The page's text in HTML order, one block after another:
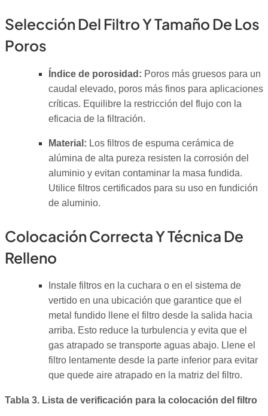
Selección Del Filtro Y Tamaño De Los
Poros
Índice de porosidad: Poros más gruesos para un
caudal elevado, poros más finos para aplicaciones
críticas. Equilibre la restricción del flujo con la
eficacia de la filtración.
Material: Los filtros de espuma cerámica de
alúmina de alta pureza resisten la corrosión del
aluminio y evitan contaminar la masa fundida.
Utilice filtros certificados para su uso en fundición
de aluminio.
Colocación Correcta Y Técnica De
Relleno
Instale filtros en la cuchara o en el sistema de
vertido en una ubicación que garantice que el
metal fundido llene el filtro desde la salida hacia
arriba. Esto reduce la turbulencia y evita que el
gas atrapado se transporte aguas abajo. Llene el
filtro lentamente desde la parte inferior para evitar
que quede aire atrapado en la matriz del filtro.
Tabla 3. Lista de verificación para la colocación del filtro